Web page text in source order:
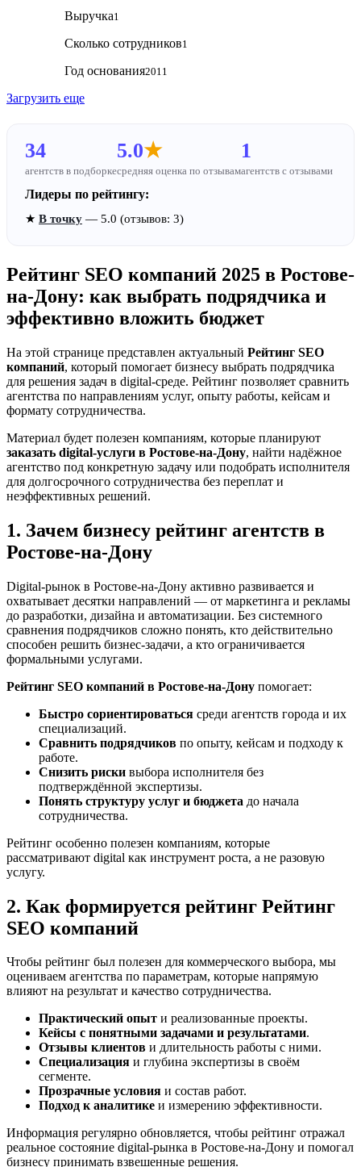
Выручка1
Сколько сотрудников1
Год основания2011
Загрузить еще
34
агентств в подборке
5.0★
средняя оценка по отзывам
1
агентств с отзывами
Лидеры по рейтингу:
★ В точку — 5.0 (отзывов: 3)
Рейтинг SEO компаний 2025 в Ростове-
на-Дону: как выбрать подрядчика и
эффективно вложить бюджет
На этой странице представлен актуальный Рейтинг SEO
компаний, который помогает бизнесу выбрать подрядчика
для решения задач в digital-среде. Рейтинг позволяет сравнить
агентства по направлениям услуг, опыту работы, кейсам и
формату сотрудничества.
Материал будет полезен компаниям, которые планируют
заказать digital-услуги в Ростове-на-Дону, найти надёжное
агентство под конкретную задачу или подобрать исполнителя
для долгосрочного сотрудничества без переплат и
неэффективных решений.
1. Зачем бизнесу рейтинг агентств в
Ростове-на-Дону
Digital-рынок в Ростове-на-Дону активно развивается и
охватывает десятки направлений — от маркетинга и рекламы
до разработки, дизайна и автоматизации. Без системного
сравнения подрядчиков сложно понять, кто действительно
способен решить бизнес-задачи, а кто ограничивается
формальными услугами.
Рейтинг SEO компаний в Ростове-на-Дону помогает:
Быстро сориентироваться среди агентств города и их
специализаций.
Сравнить подрядчиков по опыту, кейсам и подходу к
работе.
Снизить риски выбора исполнителя без
подтверждённой экспертизы.
Понять структуру услуг и бюджета до начала
сотрудничества.
Рейтинг особенно полезен компаниям, которые
рассматривают digital как инструмент роста, а не разовую
услугу.
2. Как формируется рейтинг Рейтинг
SEO компаний
Чтобы рейтинг был полезен для коммерческого выбора, мы
оцениваем агентства по параметрам, которые напрямую
влияют на результат и качество сотрудничества.
Практический опыт и реализованные проекты.
Кейсы с понятными задачами и результатами.
Отзывы клиентов и длительность работы с ними.
Специализация и глубина экспертизы в своём
сегменте.
Прозрачные условия и состав работ.
Подход к аналитике и измерению эффективности.
Информация регулярно обновляется, чтобы рейтинг отражал
реальное состояние digital-рынка в Ростове-на-Дону и помогал
бизнесу принимать взвешенные решения.